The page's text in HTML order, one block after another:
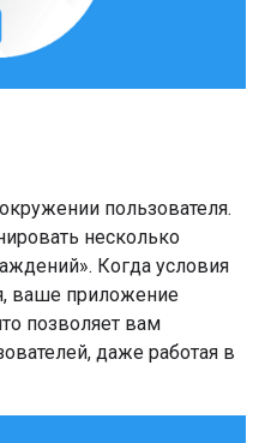
пользователя.
несколько
Когда условия
ваше приложение
позволяет вам
даже работая в